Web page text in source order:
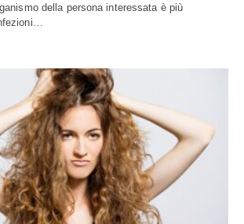
della persona interessata è più